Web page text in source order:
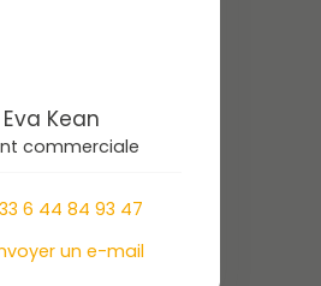
Eva Kean
commerciale
6 44 84 93 47
un e-mail